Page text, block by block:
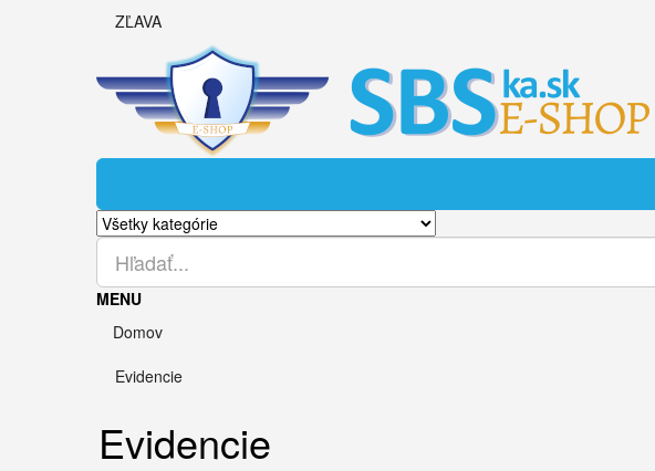
ZĽAVA
MENU
Domov
Evidencie
Evidencie